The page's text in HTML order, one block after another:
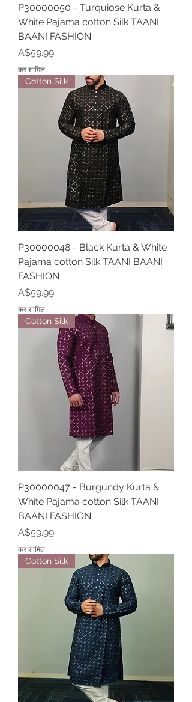
P30000050 - Turquiose Kurta &
White Pajama cotton Silk TAANI
BAANI FASHION
मूल्य
A$59.99
कर शामिल
Cotton Silk
P30000048 - Black Kurta & White
Pajama cotton Silk TAANI BAANI
FASHION
मूल्य
A$59.99
कर शामिल
Cotton Silk
P30000047 - Burgundy Kurta &
White Pajama cotton Silk TAANI
BAANI FASHION
मूल्य
A$59.99
कर शामिल
Cotton Silk